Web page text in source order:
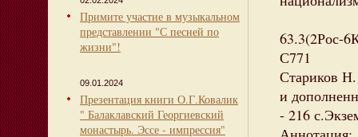
Примите участие в музыкальном
представлении "С песней по
жизни"!
09.01.2024
Презентация книги О.Г.Ковалик
" Балаклавский Георгиевский
монастырь. Эссе - импрессия"
63.3(2Рос-
С771
Стариков
и
- 216